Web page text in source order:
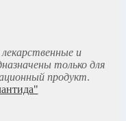
и
только для
продукт.